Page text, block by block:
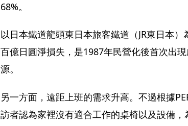
68%。
以日本鐵道龍頭東日本旅客鐵道（JR東日本
百億日圓淨損失，是1987年民營化後首次出
源。
另一方面，遠距上班的需求升高。不過根據
訪者認為家裡沒有適合工作的桌椅以及設備